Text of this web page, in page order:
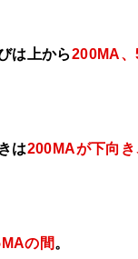
は上から200MA、
は200MAが下向
の間。